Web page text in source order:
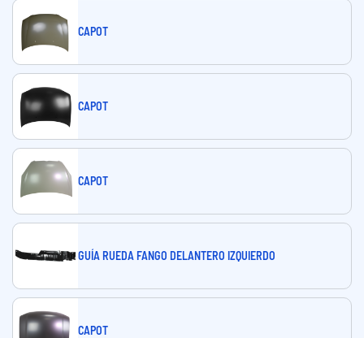
CAPOT
CAPOT
CAPOT
GUÍA RUEDA FANGO DELANTERO IZQUIERDO
CAPOT